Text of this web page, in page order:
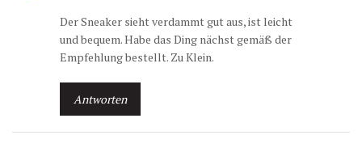
Der Sneaker sieht verdammt gut aus, ist leicht
und bequem. Habe das Ding nächst gemäß der
Empfehlung bestellt. Zu Klein.
Antworten